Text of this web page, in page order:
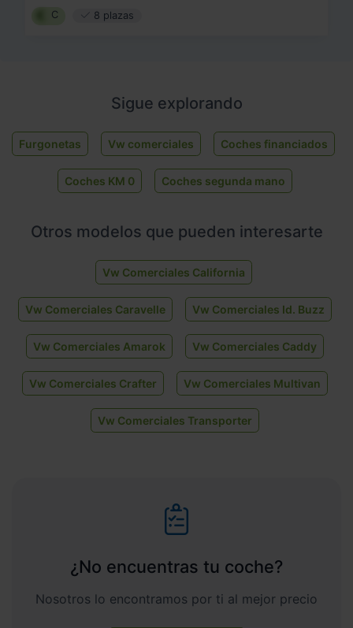
C 8 plazas
Sigue explorando
Furgonetas Vw comerciales Coches financiados
Coches KM 0 Coches segunda mano
Otros modelos que pueden interesarte
Vw Comerciales California
Vw Comerciales Caravelle Vw Comerciales Id. Buzz
Vw Comerciales Amarok Vw Comerciales Caddy
Vw Comerciales Crafter Vw Comerciales Multivan
Vw Comerciales Transporter
¿No encuentras tu coche?
Nosotros lo encontramos por ti al mejor precio